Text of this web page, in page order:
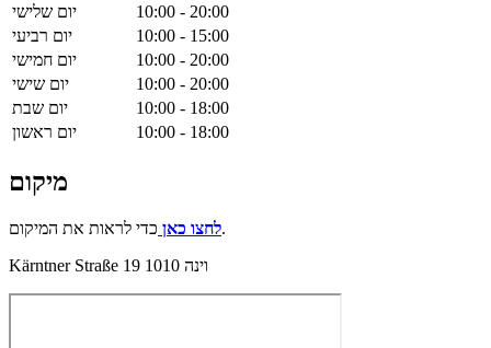
יום שלישי
10:00 - 20:00
יום רביעי
10:00 - 15:00
יום חמישי
10:00 - 20:00
יום שישי
10:00 - 20:00
יום שבת
10:00 - 18:00
יום ראשון
10:00 - 18:00
מיקום
לחצו כאןכדי לראות את המיקום.
Kärntner Straße 19 1010 וינה